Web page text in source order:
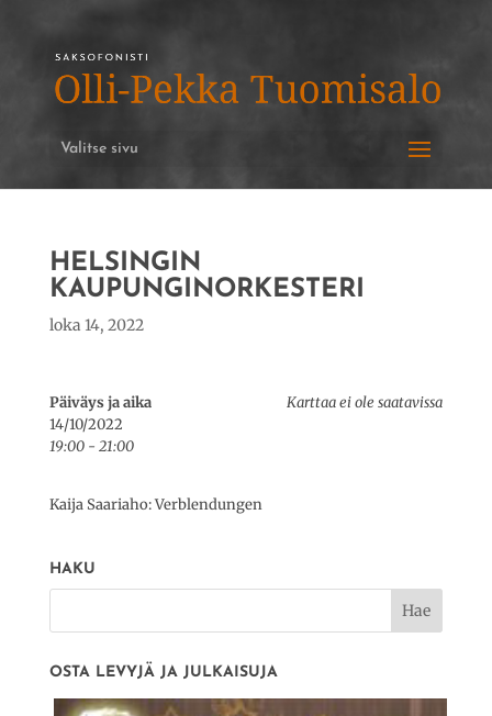
Valitse sivu
HELSINGIN
KAUPUNGINORKESTERI
loka 14, 2022
Karttaa ei ole saatavissa
Päiväys ja aika
14/10/2022
19:00 - 21:00
Kaija Saariaho: Verblendungen
HAKU
OSTA LEVYJÄ JA JULKAISUJA